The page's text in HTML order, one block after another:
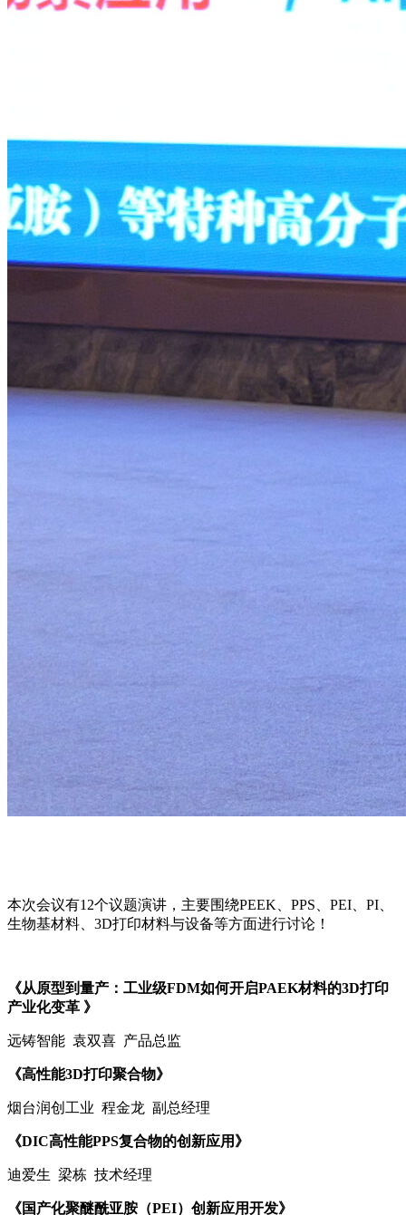
本次会议有12个议题演讲，主要围绕PEEK、PPS、PEI、PI、
生物基材料、3D打印材料与设备等方面进行讨论！
《从原型到量产：工业级FDM如何开启PAEK材料的3D打印
产业化变革 》
远铸智能 袁双喜 产品总监
《高性能3D打印聚合物》
烟台润创工业 程金龙 副总经理
《DIC高性能PPS复合物的创新应用》
迪爱生 梁栋 技术经理
《国产化聚醚酰亚胺（PEI）创新应用开发》